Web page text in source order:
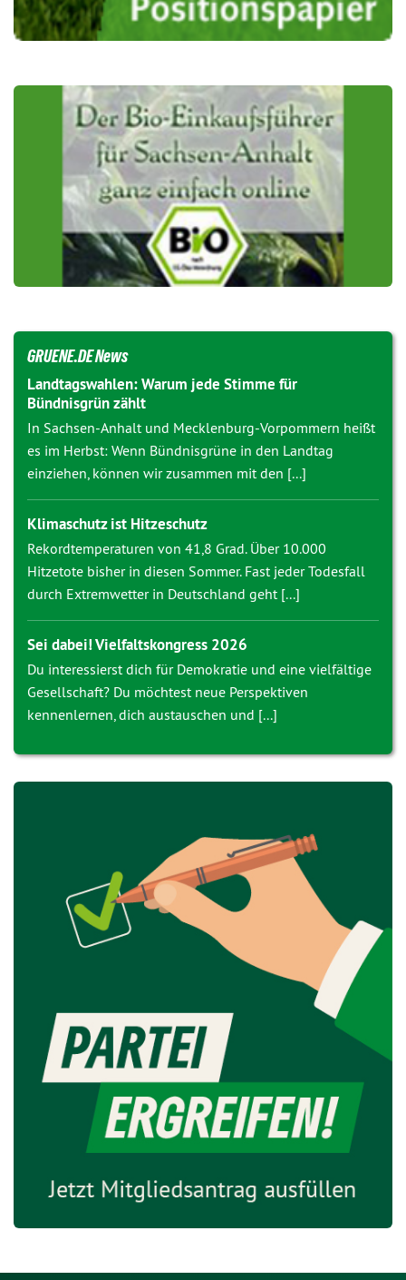
GRUENE.DE News
Landtagswahlen: Warum jede Stimme für
Bündnisgrün zählt
In Sachsen-Anhalt und Mecklenburg-Vorpommern heißt
es im Herbst: Wenn Bündnisgrüne in den Landtag
einziehen, können wir zusammen mit den [...]
Klimaschutz ist Hitzeschutz
Rekordtemperaturen von 41,8 Grad. Über 10.000
Hitzetote bisher in diesen Sommer. Fast jeder Todesfall
durch Extremwetter in Deutschland geht [...]
Sei dabei! Vielfaltskongress 2026
Du interessierst dich für Demokratie und eine vielfältige
Gesellschaft? Du möchtest neue Perspektiven
kennenlernen, dich austauschen und [...]